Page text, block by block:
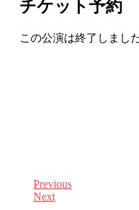
チケット予約
この公演は終了しました
Previous
Next